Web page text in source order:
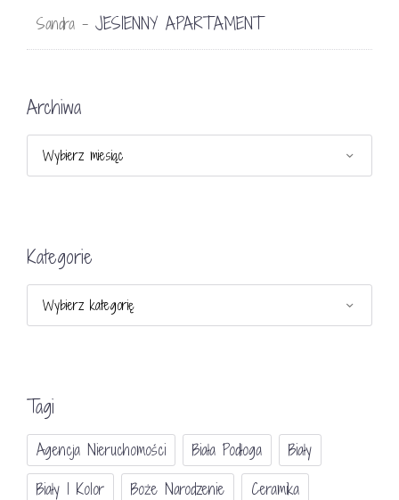
Sandra - JESIENNY APARTAMENT
Archiwa
Kategorie
Tagi
Agencja Nieruchomości Biała Podłoga
Biały
Biały I Kolor
Boże Narodzenie
Ceramika